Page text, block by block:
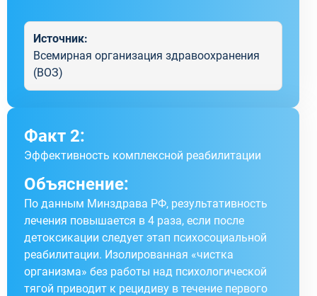
Источник:
Всемирная организация здравоохранения
(ВОЗ)
Факт 2:
Эффективность комплексной реабилитации
Объяснение:
По данным Минздрава РФ, результативность
лечения повышается в 4 раза, если после
детоксикации следует этап психосоциальной
реабилитации. Изолированная «чистка
организма» без работы над психологической
тягой приводит к рецидиву в течение первого